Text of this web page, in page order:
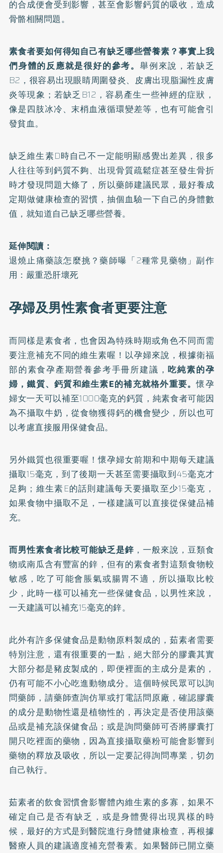
的合成便會受到影響，甚至會影響鈣質的吸收，造成
骨骼相關問題。
素食者要如何得知自己有缺乏哪些營養素？事實上我
們身體的反應就是很好的參考。舉例來說，若缺乏
B2，很容易出現眼睛周圍發炎、皮膚出現脂漏性皮膚
炎等現象；若缺乏B12，容易產生一些神經的症狀，
像是四肢冰冷、末梢血液循環變差等，也有可能會引
發貧血。
缺乏維生素D時自己不一定能明顯感覺出差異，很多
人往往等到鈣質不夠、出現骨質疏鬆症甚至發生骨折
時才發現問題大條了，所以藥師建議民眾，最好養成
定期做健康檢查的習慣，抽個血驗一下自己的身體數
值，就知道自己缺乏哪些營養。
延伸閱讀：
退燒止痛藥該怎麼挑？藥師曝「2種常見藥物」副作
用：嚴重恐肝壞死
孕婦及男性素食者更要注意
而同樣是素食者，也會因為特殊時期或角色不同而需
要注意補充不同的維生素喔！以孕婦來說，根據衛福
部的素食孕產期營養參考手冊所建議，吃純素的孕
婦，鐵質、鈣質和維生素E的補充就格外重要。懷孕
婦女一天可以補至1000毫克的鈣質，純素食者可能因
為不攝取牛奶，從食物獲得鈣的機會變少，所以也可
以考慮直接服用保健食品。
另外鐵質也很重要喔！懷孕婦女前期和中期每天建議
攝取15毫克，到了後期一天甚至需要攝取到45毫克才
足夠；維生素E的話則建議每天要攝取至少15毫克，
如果食物中攝取不足，一樣建議可以直接從保健品補
充。
而男性素食者比較可能缺乏是鋅 ，一般來說，豆類食
物或南瓜含有豐富的鋅，但有的素食者對這類食物較
敏感，吃了可能會脹氣或腸胃不適，所以攝取比較
少，此時一樣可以補充一些保健食品，以男性來說，
一天建議可以補充15毫克的鋅。
此外有許多保健食品是動物原料製成的，茹素者需要
特別注意，還有很重要的一點，絕大部分的膠囊其實
大部分都是豬皮製成的，即便裡面的主成分是素的，
仍有可能不小心吃進動物成分。這個時候民眾可以詢
問藥師，請藥師查詢仿單或打電話問原廠，確認膠囊
的成分是動物性還是植物性的，再決定是否使用該藥
品或是補充該保健食品；或是詢問藥師可否將膠囊打
開只吃裡面的藥物，因為直接攝取藥粉可能會影響到
藥物的釋放及吸收，所以一定要記得詢問專業，切勿
自己執行。
茹素者的飲食習慣會影響體內維生素的多寡，如果不
確定自己是否有缺乏，或是身體覺得出現異樣的時
候，最好的方式是到醫院進行身體健康檢查，再根據
醫療人員的建議適度補充營養素。如果醫師已開立藥